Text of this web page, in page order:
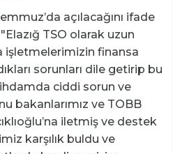
açılacağını ifade
TSO olarak uzun
işletmelerimizin finansa
sorunları dile getirip bu
ciddi sorun ve
bakanlarımız ve TOBB
iletmiş ve destek
karşılık buldu ve